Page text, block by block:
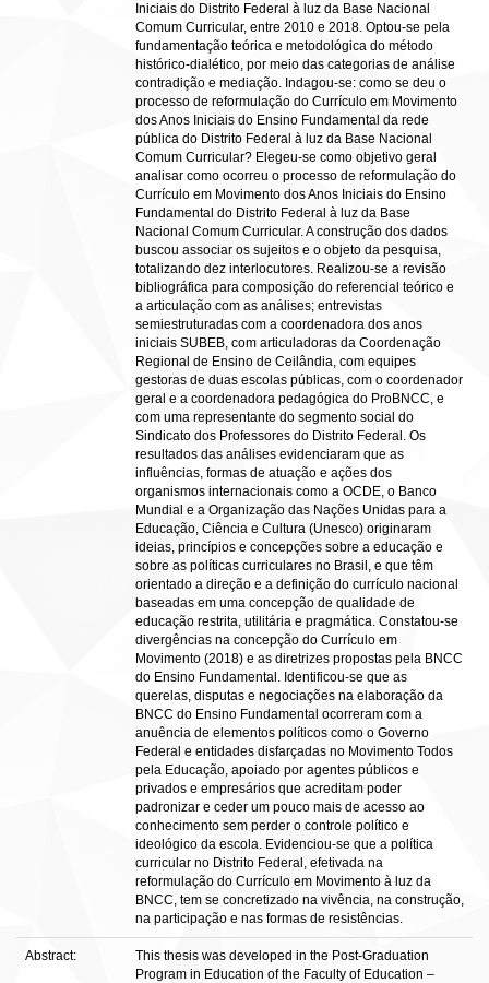
Iniciais do Distrito Federal à luz da Base Nacional
Comum Curricular, entre 2010 e 2018. Optou-se pela
fundamentação teórica e metodológica do método
histórico-dialético, por meio das categorias de análise
contradição e mediação. Indagou-se: como se deu o
processo de reformulação do Currículo em Movimento
dos Anos Iniciais do Ensino Fundamental da rede
pública do Distrito Federal à luz da Base Nacional
Comum Curricular? Elegeu-se como objetivo geral
analisar como ocorreu o processo de reformulação do
Currículo em Movimento dos Anos Iniciais do Ensino
Fundamental do Distrito Federal à luz da Base
Nacional Comum Curricular. A construção dos dados
buscou associar os sujeitos e o objeto da pesquisa,
totalizando dez interlocutores. Realizou-se a revisão
bibliográfica para composição do referencial teórico e
a articulação com as análises; entrevistas
semiestruturadas com a coordenadora dos anos
iniciais SUBEB, com articuladoras da Coordenação
Regional de Ensino de Ceilândia, com equipes
gestoras de duas escolas públicas, com o coordenador
geral e a coordenadora pedagógica do ProBNCC, e
com uma representante do segmento social do
Sindicato dos Professores do Distrito Federal. Os
resultados das análises evidenciaram que as
influências, formas de atuação e ações dos
organismos internacionais como a OCDE, o Banco
Mundial e a Organização das Nações Unidas para a
Educação, Ciência e Cultura (Unesco) originaram
ideias, princípios e concepções sobre a educação e
sobre as políticas curriculares no Brasil, e que têm
orientado a direção e a definição do currículo nacional
baseadas em uma concepção de qualidade de
educação restrita, utilitária e pragmática. Constatou-se
divergências na concepção do Currículo em
Movimento (2018) e as diretrizes propostas pela BNCC
do Ensino Fundamental. Identificou-se que as
querelas, disputas e negociações na elaboração da
BNCC do Ensino Fundamental ocorreram com a
anuência de elementos políticos como o Governo
Federal e entidades disfarçadas no Movimento Todos
pela Educação, apoiado por agentes públicos e
privados e empresários que acreditam poder
padronizar e ceder um pouco mais de acesso ao
conhecimento sem perder o controle político e
ideológico da escola. Evidenciou-se que a política
curricular no Distrito Federal, efetivada na
reformulação do Currículo em Movimento à luz da
BNCC, tem se concretizado na vivência, na construção,
na participação e nas formas de resistências.
Abstract:
This thesis was developed in the Post-Graduation
Program in Education of the Faculty of Education –